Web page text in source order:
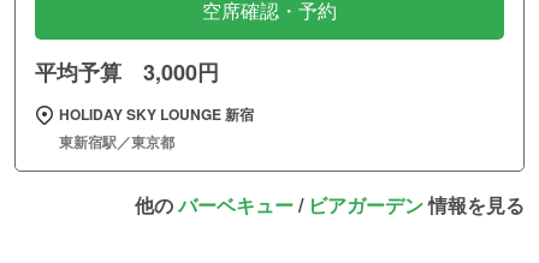
空席確認・予約
平均予算 3,000円
HOLIDAY SKY LOUNGE 新宿
東新宿駅／東京都
他のバーベキュー/ ビアガーデン情報を見る